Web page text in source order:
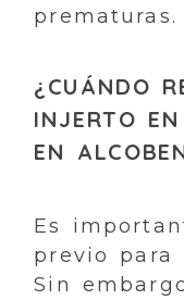
prematuras.
¿CUÁNDO
INJERTO
EN
Es
previo para
Sin